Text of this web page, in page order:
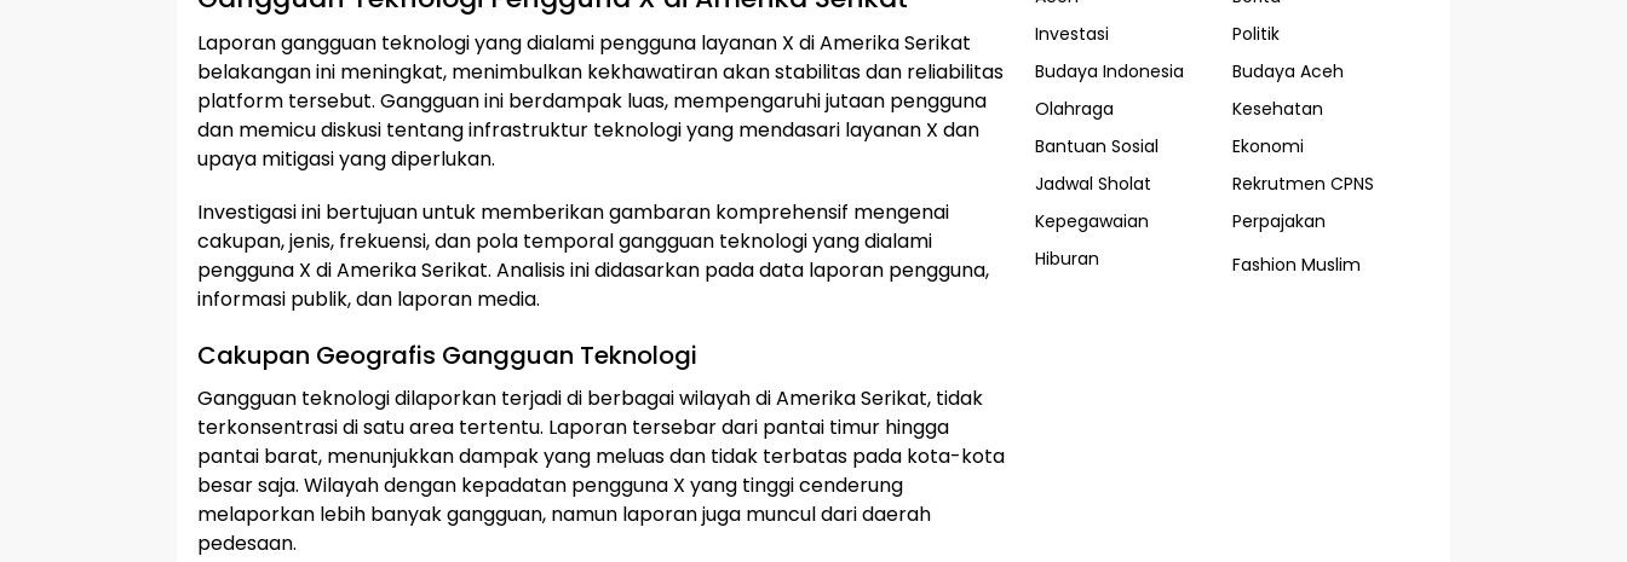
Laporan gangguan teknologi yang dialami pengguna layanan X di Amerika Serikat
belakangan ini meningkat, menimbulkan kekhawatiran akan stabilitas dan reliabilitas
platform tersebut. Gangguan ini berdampak luas, mempengaruhi jutaan pengguna
dan memicu diskusi tentang infrastruktur teknologi yang mendasari layanan X dan
upaya mitigasi yang diperlukan.
Investigasi ini bertujuan untuk memberikan gambaran komprehensif mengenai
cakupan, jenis, frekuensi, dan pola temporal gangguan teknologi yang dialami
pengguna X di Amerika Serikat. Analisis ini didasarkan pada data laporan pengguna,
informasi publik, dan laporan media.
Cakupan Geografis Gangguan Teknologi
Gangguan teknologi dilaporkan terjadi di berbagai wilayah di Amerika Serikat, tidak
terkonsentrasi di satu area tertentu. Laporan tersebar dari pantai timur hingga
pantai barat, menunjukkan dampak yang meluas dan tidak terbatas pada kota-kota
besar saja. Wilayah dengan kepadatan pengguna X yang tinggi cenderung
melaporkan lebih banyak gangguan, namun laporan juga muncul dari daerah
pedesaan.
Investasi
Politik
Budaya Indonesia
Budaya Aceh
Olahraga
Kesehatan
Bantuan Sosial
Ekonomi
Jadwal Sholat
Rekrutmen CPNS
Kepegawaian
Perpajakan
Hiburan
Fashion Muslim